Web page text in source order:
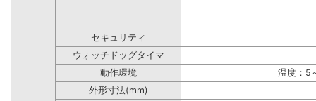
セキュリティ
ウォッチドッグタイマ
動作環境
温度：5
外形寸法(mm)